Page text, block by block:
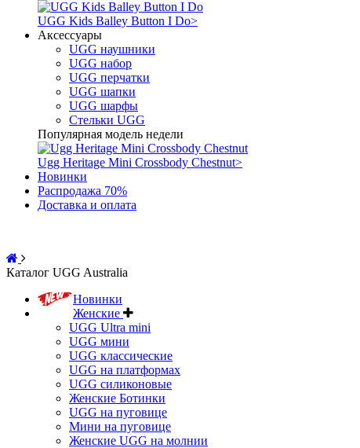
UGG Kids Balley Button I Do>
Аксессуары
UGG наушники
UGG набор
UGG перчатки
UGG шапки
UGG шарфы
Стельки UGG
Популярная модель недели
Ugg Heritage Mini Crossbody Chestnut>
Новинки
Распродажа 70%
Доставка и оплата
Каталог UGG Australia
Новинки
Женские
UGG Ultra mini
UGG мини
UGG классические
UGG на платформах
UGG силиконовые
Женские Ботинки
UGG на пуговице
Мини на пуговице
Женские UGG на молнии